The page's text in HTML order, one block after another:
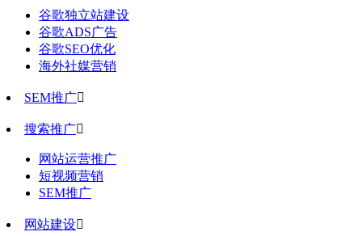
谷歌独立站建设
谷歌ADS广告
谷歌SEO优化
海外社媒营销
SEM推广
搜索推广
网站运营推广
短视频营销
SEM推广
网站建设